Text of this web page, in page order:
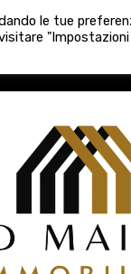
VENDITA
080
le tue
"Impostazioni